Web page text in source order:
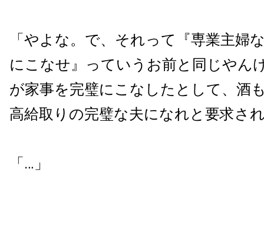
「やよな。で、それって『専業主婦
にこなせ』っていうお前と同じやん
が家事を完璧にこなしたとして、酒
高給取りの完璧な夫になれと要求さ
「…」